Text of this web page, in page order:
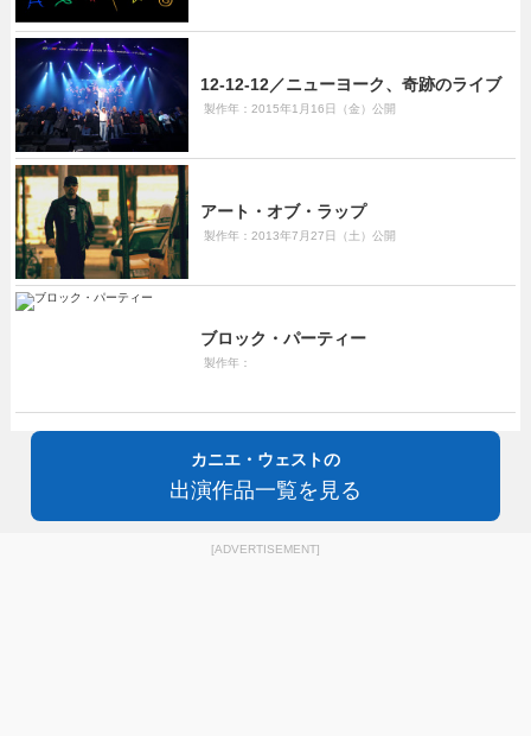
12-12-12／ニューヨーク、奇跡のライブ
製作年：2015年1月16日（金）公開
アート・オブ・ラップ
製作年：2013年7月27日（土）公開
ブロック・パーティー
製作年：
カニエ・ウェストの
出演作品一覧を見る
[ADVERTISEMENT]